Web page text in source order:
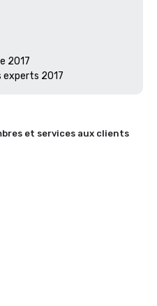
2017
experts 2017
et services aux clients